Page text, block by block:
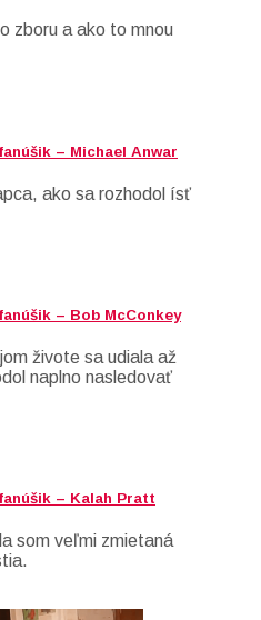
zboru a ako to mnou
– Michael Anwar
ako sa rozhodol ísť
– Bob McConkey
živote sa udiala až
naplno nasledovať
– Kalah Pratt
som veľmi zmietaná